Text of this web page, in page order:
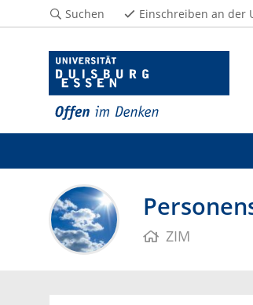
Suchen Einschreiben an der
ZIM